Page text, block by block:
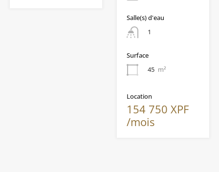
Salle(s) d'eau
1
Surface
45 m²
Location
154 750 XPF
/mois